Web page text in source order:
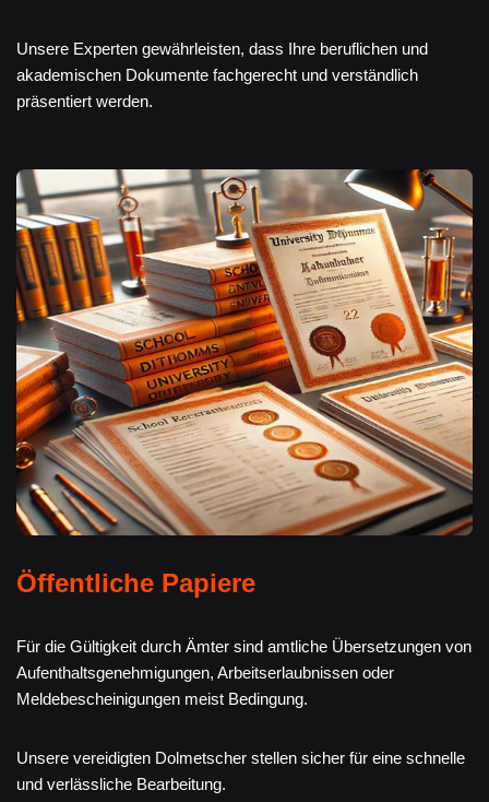
Unsere Experten gewährleisten, dass Ihre beruflichen und
akademischen Dokumente fachgerecht und verständlich
präsentiert werden.
Öffentliche Papiere
Für die Gültigkeit durch Ämter sind amtliche Übersetzungen von
Aufenthaltsgenehmigungen, Arbeitserlaubnissen oder
Meldebescheinigungen meist Bedingung.
Unsere vereidigten Dolmetscher stellen sicher für eine schnelle
und verlässliche Bearbeitung.